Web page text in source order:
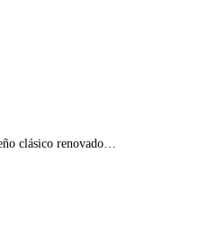
clásico renovado…